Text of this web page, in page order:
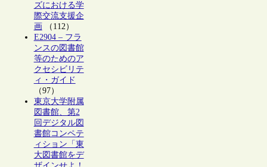
ズにおける学
際交流支援企
画 （112）
E2904 – フラ
ンスの図書館
等のためのア
クセシビリテ
ィ・ガイド
（97）
東京大学附属
図書館、第2
回デジタル図
書館コンペテ
ィション「東
大図書館をデ